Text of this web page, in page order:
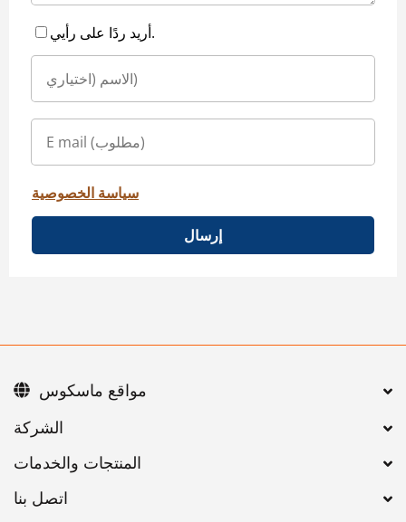
أريد ردًا على رأيي.
سياسة الخصوصية
إرسال
اتصل بنا
مواقع ماسكوس